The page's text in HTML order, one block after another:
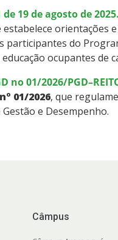
19 de agosto de 2025.
estabelece
participantes do
ocupantes de
no 01/2026/
01/2026, que
e Desempenho.
Câmpus